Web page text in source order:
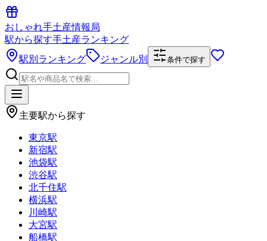
おしゃれ手土産情報局
駅から探す手土産ランキング
駅別ランキング
ジャンル別 条件で探す
主要駅から探す
東京駅
新宿駅
池袋駅
渋谷駅
北千住駅
横浜駅
川崎駅
大宮駅
船橋駅